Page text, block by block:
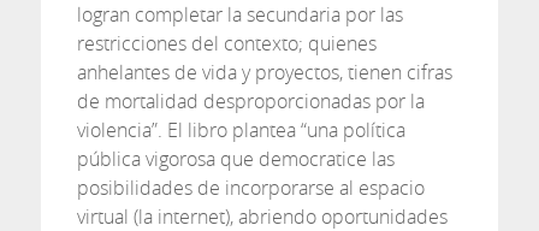
logran completar la secundaria por las
restricciones del contexto; quienes
anhelantes de vida y proyectos, tienen cifras
de mortalidad desproporcionadas por la
violencia”. El libro plantea “una política
pública vigorosa que democratice las
posibilidades de incorporarse al espacio
virtual (la internet), abriendo oportunidades